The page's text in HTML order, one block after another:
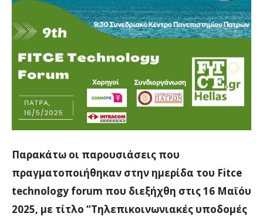
Παρακάτω οι παρουσιάσεις που
πραγματοποιήθηκαν στην ημερίδα του Fitce
technology forum που διεξήχθη στις 16 Μαϊόυ
2025, με τίτλο “Τηλεπικοινωνιακές υποδομές